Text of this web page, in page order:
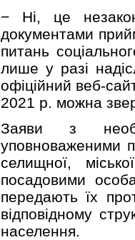
− Ні, це
документами
питань
лише у разі
офіційний веб-
2021 р. можна
Заяви з
уповноваженими
селищної,
посадовими
передають їх
відповідному
населення.